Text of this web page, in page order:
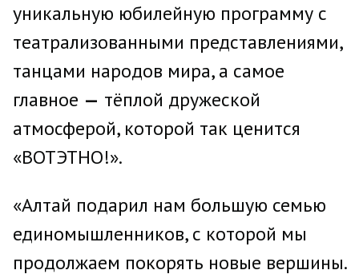
уникальную юбилейную программу с
театрализованными представлениями,
танцами народов мира, а самое
главное — тёплой дружеской
атмосферой, которой так ценится
«ВОТЭТНО!».
«Алтай подарил нам большую семью
единомышленников, с которой мы
продолжаем покорять новые вершины.